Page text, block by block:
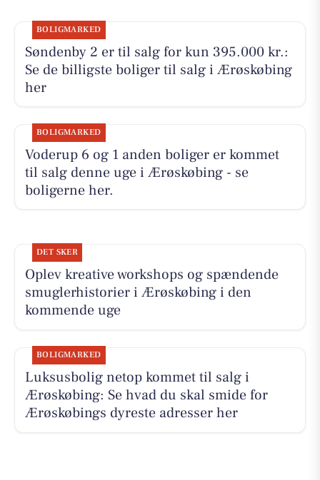
BOLIGMARKED
Søndenby 2 er til salg for kun 395.000 kr.:
Se de billigste boliger til salg i Ærøskøbing
her
BOLIGMARKED
Voderup 6 og 1 anden boliger er kommet
til salg denne uge i Ærøskøbing - se
boligerne her.
DET SKER
Oplev kreative workshops og spændende
smuglerhistorier i Ærøskøbing i den
kommende uge
BOLIGMARKED
Luksusbolig netop kommet til salg i
Ærøskøbing: Se hvad du skal smide for
Ærøskøbings dyreste adresser her